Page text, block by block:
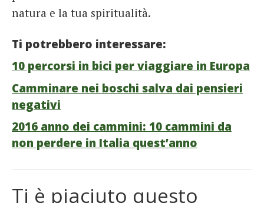
natura e la tua spiritualità.
Ti potrebbero interessare:
10 percorsi in bici per viaggiare in Europa
Camminare nei boschi salva dai pensieri
negativi
2016 anno dei cammini: 10 cammini da
non perdere in Italia quest’anno
Ti è piaciuto questo